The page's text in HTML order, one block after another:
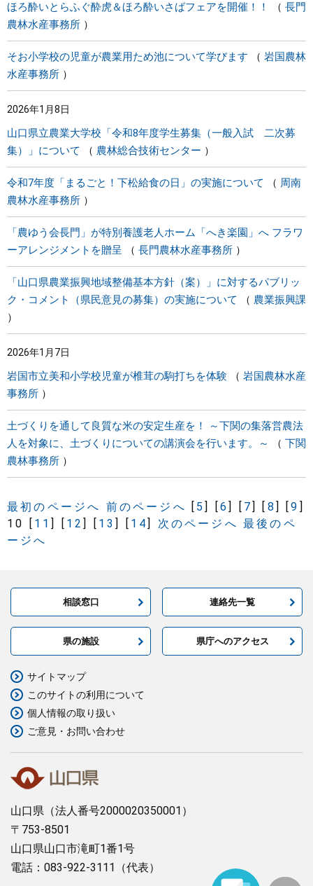
ほろ酔いとらふぐ酔虎＆ほろ酔いさばフェアを開催！！
長門
農林水産事務所
そお小学校の児童が農業用ため池について学びます
岩国農林
水産事務所
2026年1月8日
山口県立農業大学校「令和8年度学生募集（一般入試 二次募
集）」について
農林総合技術センター
令和7年度「まるごと！下松給食の日」の実施について
周南
農林水産事務所
「農ゆう会長門」が特別養護老人ホーム「へき楽園」へ フラワ
ーアレンジメントを贈呈
長門農林水産事務所
「山口県農業振興地域整備基本方針（案）」に対するパブリッ
ク・コメント（県民意見の募集）の実施について
農業振興課
2026年1月7日
岩国市立美和小学校児童が椎茸の駒打ちを体験
岩国農林水産
事務所
土づくりを通して良質な米の安定生産を！ ～下関の集落営農法
人を対象に、土づくりについての講演会を行います。～
下関
農林事務所
最初のページへ 前のページへ [ 5] [6] [ 7] [ 8] [9 ]
10
[ 11] [ 12] [ 13] [ 14] 次のページへ 最後のペ
ージへ
相談窓口 連絡先一覧
県の施設 県庁へのアクセス
山口県 （法人番号2000020350001）
〒753-8501
山口県山口市滝町1番1号
電話：083-922-3111（代表）
サイトマップ
このサイトの利用について
個人情報の取り扱い
ご意見・お問い合わせ